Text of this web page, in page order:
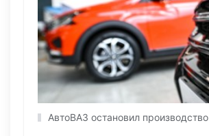
АвтоВАЗ остановил производство